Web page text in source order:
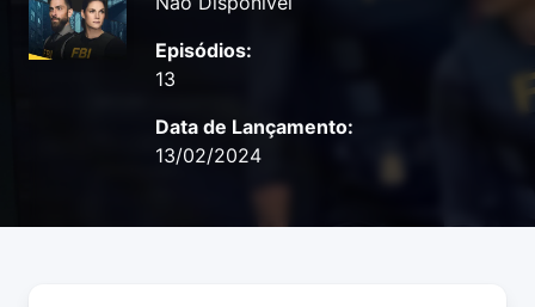
Episódios:
13
Data de Lançamento:
13/02/2024